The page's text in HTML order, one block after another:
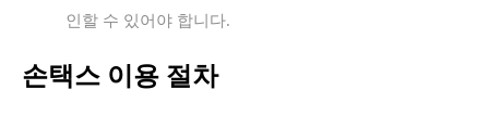
인할 수 있어야 합니다.
손택스 이용 절차